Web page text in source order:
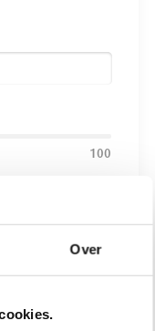
Over